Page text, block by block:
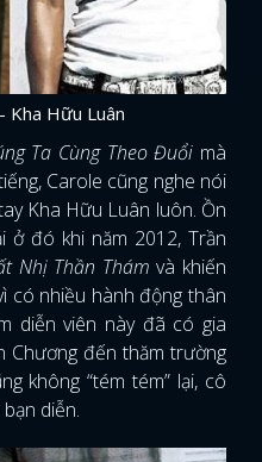
Kha Hữu Luân
Ta Cùng Theo Đuổi mà
Carole cũng nghe nói
Kha Hữu Luân luôn. Ồn
ở đó khi năm 2012, Trần
Nhị Thần Thám và khiến
có nhiều hành động thân
diễn viên này đã có gia
Chương đến thăm trường
không “tém tém” lại, cô
diễn.